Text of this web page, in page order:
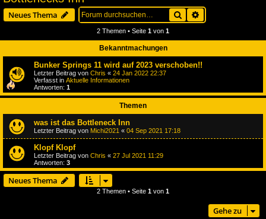
Neues Thema Suche
2 Themen • Seite 1 von 1
Bekanntmachungen
Bunker Springs 11 wird auf 2023 verschoben!!
Letzter Beitrag von Chris « 24 Jan 2022 22:37
Verfasst in Aktuelle Informationen
Antworten: 1
Themen
was ist das Bottleneck Inn
Letzter Beitrag von Michi2021 « 04 Sep 2021 17:18
Klopf Klopf
Letzter Beitrag von Chris « 27 Jul 2021 11:29
Antworten: 3
Neues Thema
2 Themen • Seite 1 von 1
Gehe zu